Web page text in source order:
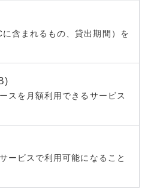
含まれるもの、貸出期間）を
スを月額利用できるサービス
ービスで利用可能になること